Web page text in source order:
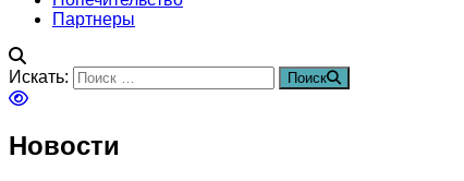
Партнеры
Искать: Поиск
Новости